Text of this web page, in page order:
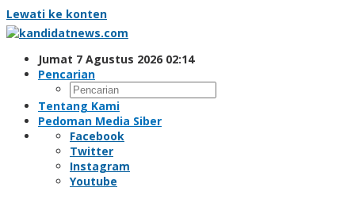
Lewati ke konten
Jumat 7 Agustus 2026 02:14
Pencarian
Tentang Kami
Pedoman Media Siber
Facebook
Twitter
Instagram
Youtube